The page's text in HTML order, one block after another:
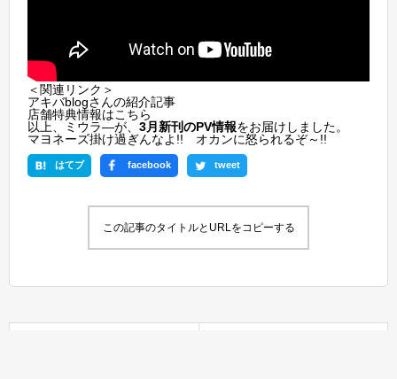
＜関連リンク＞
アキバblogさんの紹介記事
店舗特典情報はこちら
以上、ミウラ―が、 3月新刊のPV情報をお届けしました。
マヨネーズ掛け過ぎんなよ!! オカンに怒られるぞ～!!
はてブ facebook tweet
この記事のタイトルとURLをコピーする